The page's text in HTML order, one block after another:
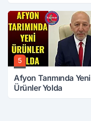
5
Afyon Tarımında Yeni
Ürünler Yolda